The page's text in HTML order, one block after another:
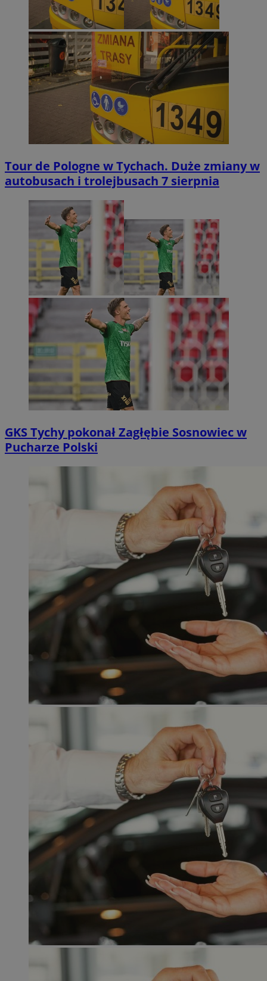
Tour de Pologne w Tychach. Duże zmiany w
autobusach i trolejbusach 7 sierpnia
GKS Tychy pokonał Zagłębie Sosnowiec w
Pucharze Polski